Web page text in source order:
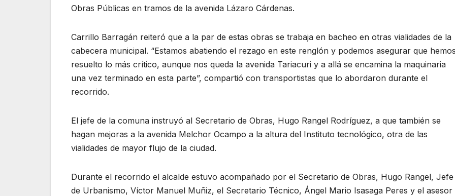
Obras Públicas en tramos de la avenida Lázaro Cárdenas.
Carrillo Barragán reiteró que a la par de estas obras se trabaja en bacheo en otras vialidades de la
cabecera municipal. “Estamos abatiendo el rezago en este renglón y podemos asegurar que
resuelto lo más crítico, aunque nos queda la avenida Tariacuri y a allá se encamina la maquinaria
una vez terminado en esta parte”, compartió con transportistas que lo abordaron durante el
recorrido.
El jefe de la comuna instruyó al Secretario de Obras, Hugo Rangel Rodríguez, a que también se
hagan mejoras a la avenida Melchor Ocampo a la altura del Instituto tecnológico, otra de las
vialidades de mayor flujo de la ciudad.
Durante el recorrido el alcalde estuvo acompañado por el Secretario de Obras, Hugo Rangel, Jefe
de Urbanismo, Víctor Manuel Muñiz, el Secretario Técnico, Ángel Mario Isasaga Peres y el asesor